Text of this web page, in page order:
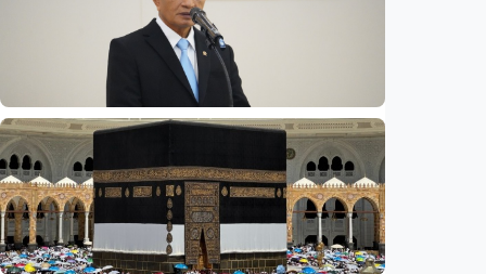
wamenhan bakal diisi sipil? Pakar: Ancaman
hibrida butuh keahlian di luar militer
08 Aug 2026
Nasional
Rp4,1 triliun BOS Madrasah & BOP tahap II
segera cair, cek jadwal pengajuannya
Indonesia• 09 Aug 2026